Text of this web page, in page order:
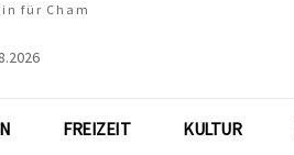
für Cham
FREIZEIT KULTUR